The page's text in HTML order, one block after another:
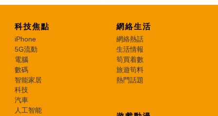
科技焦點
iPhone
5G流動
電腦
數碼
智能家居
科技
汽車
人工智能
網絡生活
網絡熱話
生活情報
筍買着數
旅遊筍料
熱門話題